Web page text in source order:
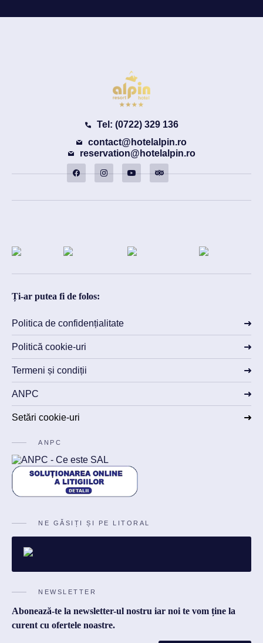
Tel: (0722) 329 136
contact@hotelalpin.ro
reservation@hotelalpin.ro
Ți-ar putea fi de folos:
Politica de confidențialitate
Politică cookie-uri
Termeni și condiții
ANPC
Setări cookie-uri
ANPC
NE GĂSIȚI ȘI PE LITORAL
NEWSLETTER
Abonează-te la newsletter-ul nostru iar noi te vom ține la
curent cu ofertele noastre.